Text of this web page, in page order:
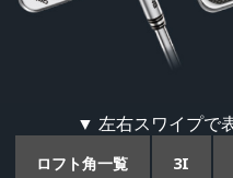
▼ 左右スワイプで
ロフト角一覧 3I